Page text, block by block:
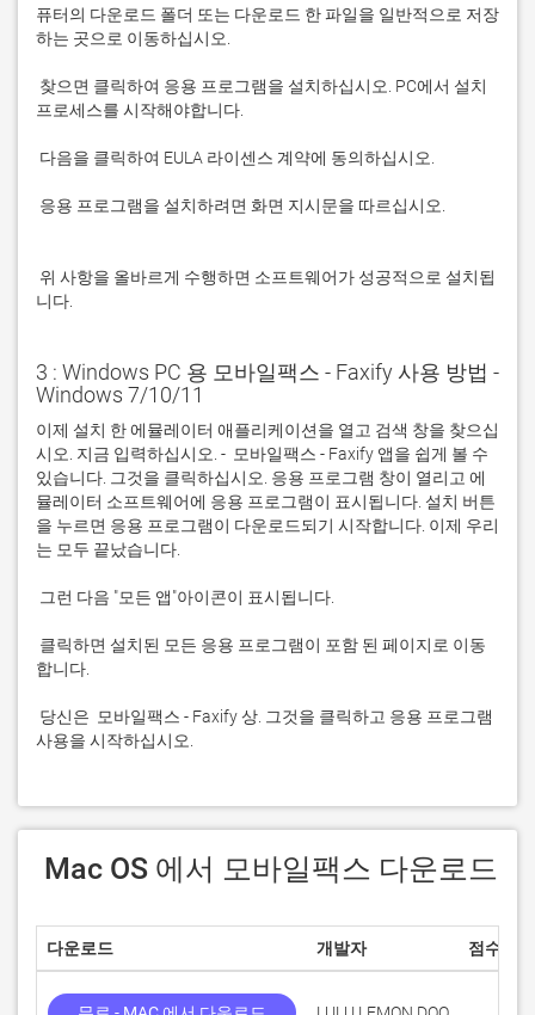
퓨터의 다운로드 폴더 또는 다운로드 한 파일을 일반적으로 저장
니다.
3 : Windows PC 용 모바일팩스 - Faxify 사용 방법 -
Windows 7/10/11
이제 설치 한 에뮬레이터 애플리케이션을 열고 검색 창을 찾으십
시오. 지금 입력하십시오. -  모바일팩스 - Faxify 앱을 쉽게 볼 수
있습니다. 그것을 클릭하십시오. 응용 프로그램 창이 열리고 에
뮬레이터 소프트웨어에 응용 프로그램이 표시됩니다. 설치 버튼
을 누르면 응용 프로그램이 다운로드되기 시작합니다. 이제 우리
사용을 시작하십시오.
Mac OS 에서 모바일팩스 다운로드
다운로드 개발자 점수